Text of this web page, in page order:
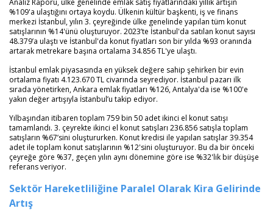
Analiz Raporu, ülke genelinde emlak satış fiyatlarındaki yıllık artışın
%109'a ulaştığını ortaya koydu. Ülkenin kültür başkenti, iş ve finans
merkezi İstanbul, yılın 3. çeyreğinde ülke genelinde yapılan tüm konut
satışlarının %14'ünü oluşturuyor. 2023’te İstanbul'da satılan konut sayısı
48.379’a ulaştı ve İstanbul'da konut fiyatları son bir yılda %93 oranında
artarak metrekare başına ortalama 34.856 TL'ye ulaştı.
İstanbul emlak piyasasında en yüksek değere sahip şehirken bir evin
ortalama fiyatı 4.123.670 TL civarında seyrediyor. İstanbul pazarı ilk
sırada yönetirken, Ankara emlak fiyatları %126, Antalya'da ise %100'e
yakın değer artışıyla İstanbul’u takip ediyor.
Yılbaşından itibaren toplam 759 bin 50 adet ikinci el konut satışı
tamamlandı. 3. çeyrekte ikinci el konut satışları 236.856 satışla toplam
satışların %67’sini oluştururken. Konut kredisi ile yapılan satışlar 39.354
adet ile toplam konut satışlarının %12'sini oluşturuyor. Bu da bir önceki
çeyreğe göre %37, geçen yılın aynı dönemine göre ise %32'lik bir düşüşe
referans veriyor.
Sektör Hareketliliğine Paralel Olarak Kira Gelirinde
Artış